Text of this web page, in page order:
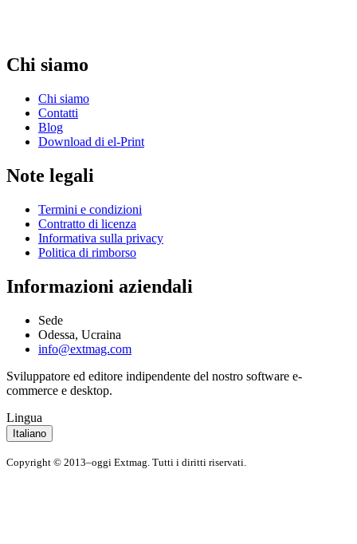
Chi siamo
Chi siamo
Contatti
Blog
Download di el-Print
Note legali
Termini e condizioni
Contratto di licenza
Informativa sulla privacy
Politica di rimborso
Informazioni aziendali
Sede
Odessa, Ucraina
info@extmag.com
Sviluppatore ed editore indipendente del nostro software e-
commerce e desktop.
Lingua
Italiano
Copyright © 2013–oggi Extmag. Tutti i diritti riservati.